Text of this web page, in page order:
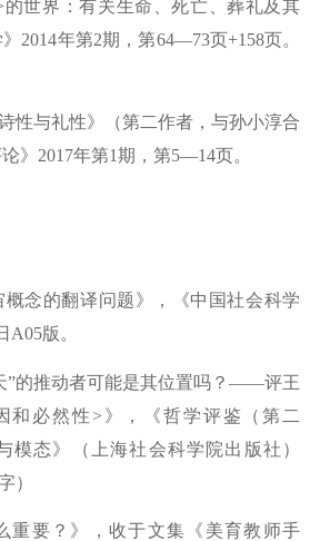
的世界：有关生命、死亡、葬礼及其
2014年第2期，第64—73页+158页。
性与礼性》（第二作者，与孙小淳合
》 2017年第1期，第5—14页。
概念的翻译问题》，《中国社会科学
A05版。
”的推动者可能是其位置吗？——评王
和必然性 > 》，《哲学评鉴（第二
模态》（上海社会科学院出版社）
）
重要？》，收于文集《美育教师手